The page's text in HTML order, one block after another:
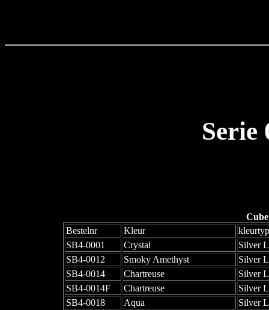
Serie
Bestelnr
Kleur
SB4-0001
Crystal
Silver
SB4-0012
Smoky Amethyst
Silver
SB4-0014
Chartreuse
Silver
SB4-0014F
Chartreuse
Silver
SB4-0018
Aqua Silver